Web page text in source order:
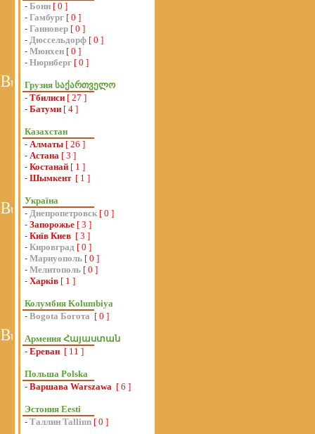
- Бонн [ 0 ]
- Гамбург [ 0 ]
- Ганновер [ 0 ]
- Дюссельдорф [ 0 ]
- Мюнхен [ 0 ]
- Нюрнберг [ 0 ]
Грузия საქართველო
- Тбилиси [ 27 ]
- Батуми [ 4 ]
Казахстан
- Алматы [ 26 ]
- Астана [ 3 ]
- Костанай [ 1 ]
- Шымкент [ 1 ]
Україна
- Днепропетровск [ 0 ]
- Запорожье [ 3 ]
- Київ Киев [ 3 ]
- Кировград [ 0 ]
- Мариуополь [ 0 ]
- Мелитополь [ 0 ]
- Харків [ 1 ]
Колумбия Kolumbiya
- Bogota Богота [ 0 ]
Армения Հայաստան
- Ереван [ 11 ]
Польша Polska
- Варшава Warszawa [ 6 ]
Эстония Eesti
- Таллин Tallinn [ 0 ]